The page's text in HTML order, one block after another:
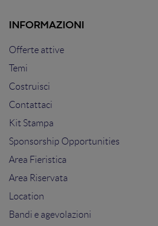
INFORMAZIONI
Offerte attive
Temi
Costruisci
Contattaci
Kit Stampa
Sponsorship Opportunities
Area Fieristica
Area Riservata
Location
Bandi e agevolazioni